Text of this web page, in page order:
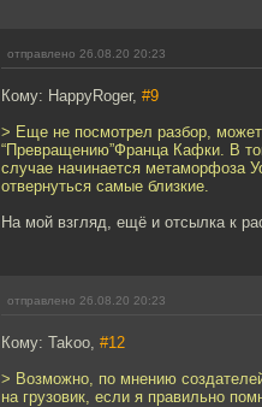
отправлено 26.08.20 20:23
Кому: HappyRoger, #9
> Еще не посмотрел разбор,
“Превращению”Франца Кафки. В
случае начинается метаморфоза
отвернуться самые близкие.
На мой взгляд, ещё и отсылка к
отправлено 26.08.20 20:23
Кому: Takoo, #12
> Возможно, по мнению
на грузовик, если я правильно